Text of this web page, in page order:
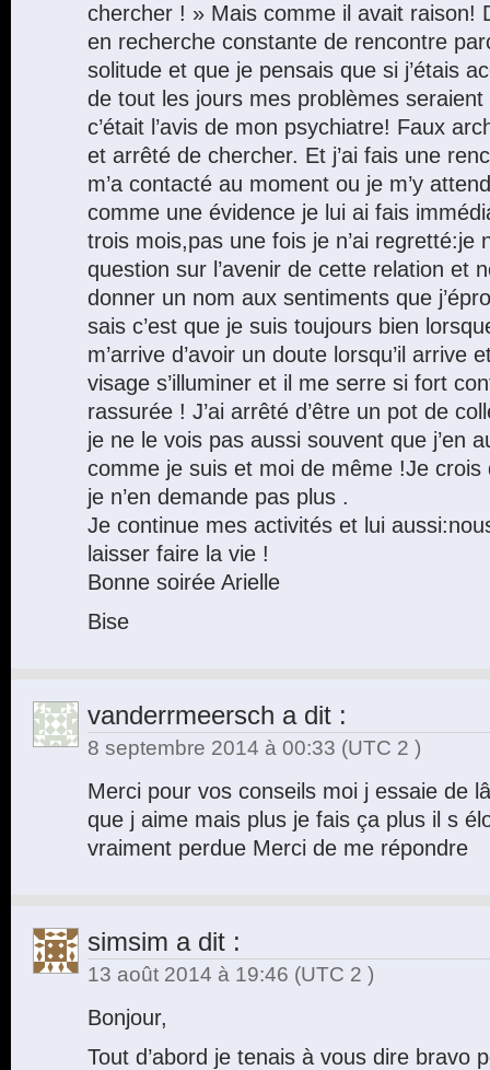
chercher ! » Mais comme il avait raison!
en recherche constante de rencontre
solitude et que je pensais que si j’étais
de tout les jours mes problèmes seraient
c’était l’avis de mon psychiatre! Faux
et arrêté de chercher. Et j’ai fais une
m’a contacté au moment ou je m’y
comme une évidence je lui ai fais
trois mois,pas une fois je n’ai regretté:je
question sur l’avenir de cette relation et
donner un nom aux sentiments que
sais c’est que je suis toujours bien
m’arrive d’avoir un doute lorsqu’il arrive
visage s’illuminer et il me serre si fort
rassurée ! J’ai arrêté d’être un pot de
je ne le vois pas aussi souvent que j’en
comme je suis et moi de même !Je crois
je n’en demande pas plus .
Je continue mes activités et lui
laisser faire la vie !
Bonne soirée Arielle
Bise
vanderrmeersch a dit :
8 septembre 2014 à 00:33 (UTC 2 )
Merci pour vos conseils moi j essaie de
que j aime mais plus je fais ça plus il s
vraiment perdue Merci de me répondre
simsim a dit :
13 août 2014 à 19:46 (UTC 2 )
Bonjour,
Tout d’abord je tenais à vous dire bravo